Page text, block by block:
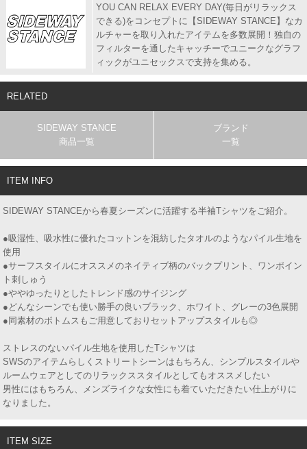
YOU CAN RELAX EVERY DAY(毎日がリラックス
できる)をコンセプトに【SIDEWAY STANCE】なカ
ルチャーを取り入れたアイテムを多数展開！独自の
フィルターを通したキャッチーでユニークなグラフ
ィックがユニセックスで支持を集める。
RELATED
SIDEWAY STANCE
商品一覧
ブランド
一覧
ITEM INFO
SIDEWAY STANCEから春夏シーズンに活躍する半袖Tシャツをご紹介。
●吸湿性、吸水性に優れたコットンを混紡したタオルのようなパイル生地を
使用
●サーフスタイルにオススメのネイティブ柄のバックプリント、ワンポイン
ト刺しゅう
●ややゆったりとしたトレンド感のサイジング
●どんなシーンでも使い勝手の良いブラック、ホワイト、グレーの3色展開
●同素材のボトムスもご用意しておりセットアップスタイルも◎
ストレスのないパイル生地を使用したTシャツは
SWSのアイテムらしくストリートシーンはもちろん、シンプルスタイルや
ルームウェアとしてのリラックススタイルとしてもオススメしたい
男性にはもちろん、メンズライクな女性にも着ていただきたい仕上がりに
なりました。
ITEM SIZE